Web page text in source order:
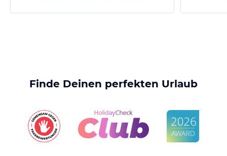
Finde Deinen perfekten Urlaub